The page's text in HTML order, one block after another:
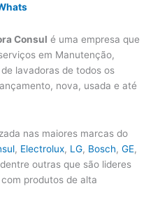
Consul é uma empresa que
em Manutenção,
lavadoras de todos os
nova, usada e até
nas maiores marcas do
, Electrolux, LG, Bosch,GE,
dentre outras que são lideres
produtos de alta